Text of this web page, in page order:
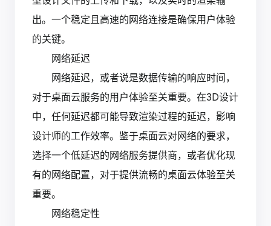
出。一个稳定且高速的网络连接是确保用户体验
的关键。
网络延迟
网络延迟，或者说是数据传输的响应时间，
对于桌面云服务的用户体验至关重要。在3D设计
中，任何延迟都可能导致渲染过程的延迟，影响
设计师的工作效率。鉴于桌面云对网络的要求，
选择一个低延迟的网络服务提供商，或者优化现
有的网络配置，对于提供流畅的桌面云体验至关
重要。
网络稳定性